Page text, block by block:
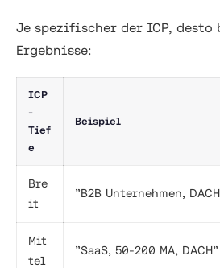
Je spezifischer der ICP, desto
Ergebnisse:
ICP
-
Tief
e
Beispiel
Bre
it
”B2B Unternehmen,
Mit
tel
”SaaS, 50-200 MA, DACH”